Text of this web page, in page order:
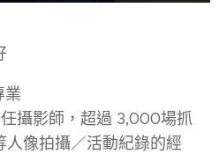
業
攝影師，超過 3,000場抓
像拍攝／活動紀錄的經